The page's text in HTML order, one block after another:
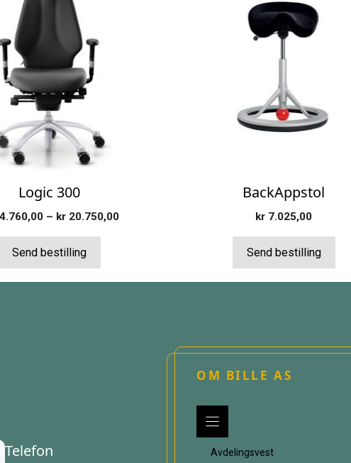
Logic 300
– kr20.750,00Prisområde:
Send bestilling
BackAppstol
kr 7.025,00
Send bestilling
Telefon
OM BILLE AS
Avdelingsvest